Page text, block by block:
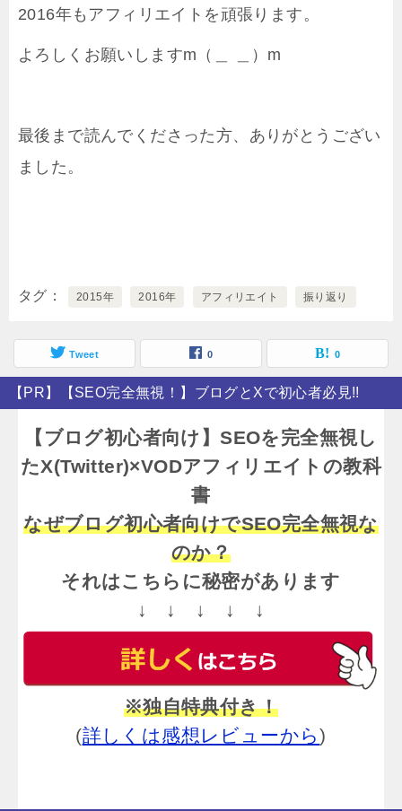
2016年もアフィリエイトを頑張ります。
よろしくお願いしますm（＿ ＿）m
最後まで読んでくださった方、ありがとうござい
ました。
タグ 2015年 2016年 アフィリエイト 振り返り
Tweet 0 0
【PR】【SEO完全無視！】ブログとXで初心者必見!!
【ブログ初心者向け】SEOを完全無視し
たX(Twitter)×VODアフィリエイトの教科
書
なぜブログ初心者向けでSEO完全無視な
のか？
それはこちらに秘密があります
↓ ↓ ↓ ↓ ↓
※独自特典付き！
(詳しくは感想レビューから)